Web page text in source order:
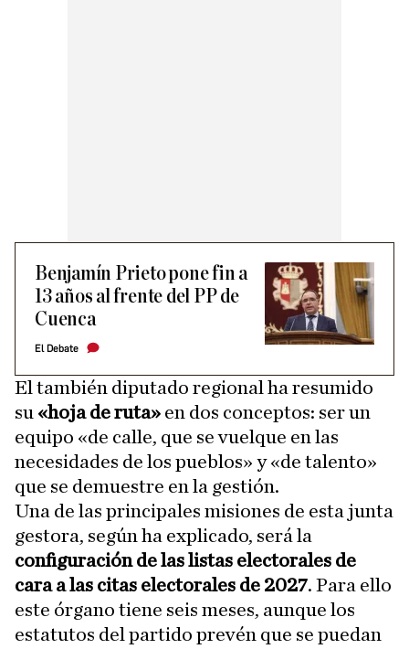
Benjamín Prieto pone fin a
13 años al frente del PP de
Cuenca
El Debate
El también diputado regional ha resumido
su «hoja de ruta» en dos conceptos: ser un
equipo «de calle, que se vuelque en las
necesidades de los pueblos» y «de talento»
que se demuestre en la gestión.
Una de las principales misiones de esta junta
gestora, según ha explicado, será la
configuración de las listas electorales de
cara a las citas electorales de 2027. Para ello
este órgano tiene seis meses, aunque los
estatutos del partido prevén que se puedan